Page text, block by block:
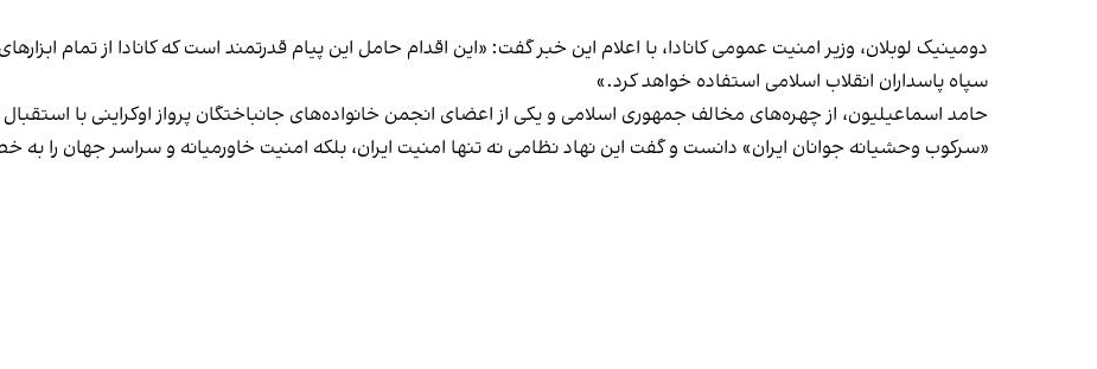
دومینیک لوبلان، وزیر امنیت عمومی کانادا، با اعلام این خبر گفت: «این اقدام حامل این پیام قدرتمند است که کانادا از تمام
سپاه پاسداران انقلاب اسلامی استفاده خواهد کرد.»
حامد اسماعیلیون، از چهره‌های مخالف جمهوری اسلامی و یکی از اعضای انجمن خانواده‌های جانباختگان پرواز اوکراینی با استقبال
«سرکوب وحشیانه جوانان ایران» دانست و گفت این نهاد نظامی نه تنها امنیت ایران، بلکه امنیت خاورمیانه و سراسر جهان را به